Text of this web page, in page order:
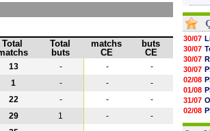
Total
Total
buts
matchs
CE
buts
CE
13 - -
-
1 - -
-
22 - -
-
29 1 -
-
30/07
30/07
30/07
30/07
02/08
01/08
31/07
02/08